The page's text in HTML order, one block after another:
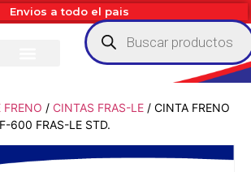
Envios a todo el pais
FRENO / CINTAS FRAS-LE / CINTA FRENO
600 FRAS-LE STD.